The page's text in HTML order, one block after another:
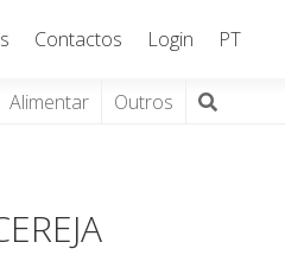
Contactos Login PT
Alimentar Outros